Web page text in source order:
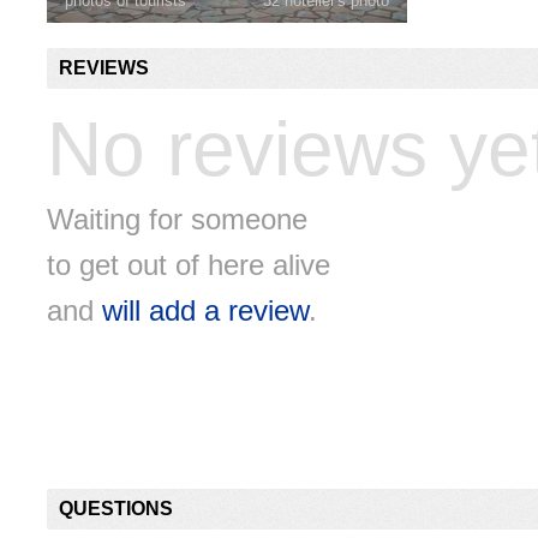
REVIEWS
No reviews
Waiting for someone
to get out of here alive
and will add a review.
QUESTIONS